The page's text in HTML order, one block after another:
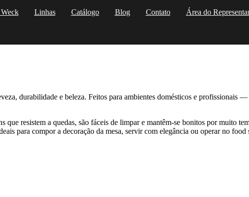
Linhas Catálogo Blog Contato Área do
durabilidade e beleza. Feitos para ambientes domésticos e profissionais
resistem a quedas, são fáceis de limpar e mantêm-se bonitos por muito
para compor a decoração da mesa, servir com elegância ou operar no food